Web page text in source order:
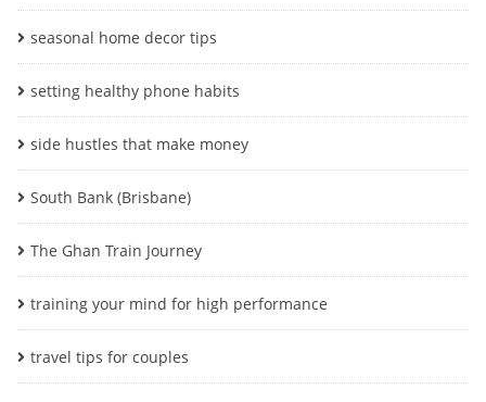
seasonal home decor tips
setting healthy phone habits
side hustles that make money
South Bank (Brisbane)
The Ghan Train Journey
training your mind for high performance
travel tips for couples